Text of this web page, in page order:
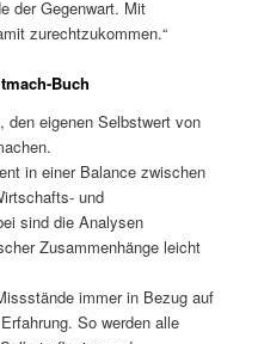
der Gegenwart. Mit
zurechtzukommen.“
Buch
den eigenen Selbstwert von
in einer Balance zwischen
und
sind die Analysen
Zusammenhänge leicht
immer in Bezug auf
So werden alle